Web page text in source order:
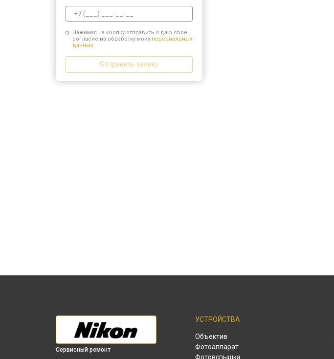
Нажимая на кнопку отправить я даю свое
согласие на обработку моих персональных
данных.
Отправить заявку
Сервисный ремонт
УСТРОЙСТВА
Объектив
Фотоаппарат
Фотовспышка